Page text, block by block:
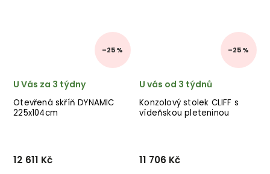
–25 %
Otevřená skříň DYNAMIC
225x104cm
U Vás za 3 týdny
12 611 Kč
–25 %
Konzolový stolek CLIFF s
vídeňskou pleteninou
U vás od 3 týdnů
11 706 Kč